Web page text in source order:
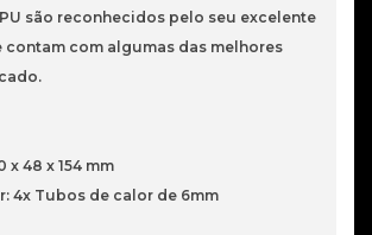
são reconhecidos pelo seu excelente
contam com algumas das melhores
x 48 x 154 mm
4x Tubos de calor de 6mm